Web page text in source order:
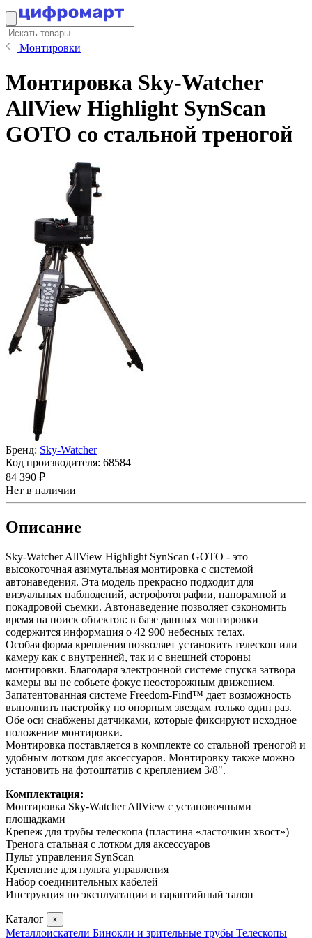
Монтировки
Монтировка Sky-Watcher
AllView Highlight SynScan
GOTO со стальной треногой
Бренд: Sky-Watcher
Код производителя: 68584
84 390 ₽
Нет в наличии
Описание
Sky-Watcher AllView Highlight SynScan GOTO - это
высокоточная азимутальная монтировка с системой
автонаведения. Эта модель прекрасно подходит для
визуальных наблюдений, астрофотографии, панорамной и
покадровой съемки. Автонаведение позволяет сэкономить
время на поиск объектов: в базе данных монтировки
содержится информация о 42 900 небесных телах.
Особая форма крепления позволяет установить телескоп или
камеру как с внутренней, так и с внешней стороны
монтировки. Благодаря электронной системе спуска затвора
камеры вы не собьете фокус неосторожным движением.
Запатентованная системе Freedom-Find™ дает возможность
выполнить настройку по опорным звездам только один раз.
Обе оси снабжены датчиками, которые фиксируют исходное
положение монтировки.
Монтировка поставляется в комплекте со стальной треногой и
удобным лотком для аксессуаров. Монтировку также можно
установить на фотоштатив с креплением 3/8".
Комплектация:
Монтировка Sky-Watcher AllView с установочными
площадками
Крепеж для трубы телескопа (пластина «ласточкин хвост»)
Тренога стальная с лотком для аксессуаров
Пульт управления SynScan
Крепление для пульта управления
Набор соединительных кабелей
Инструкция по эксплуатации и гарантийный талон
Каталог ×
Металлоискатели Бинокли и зрительные трубы Телескопы